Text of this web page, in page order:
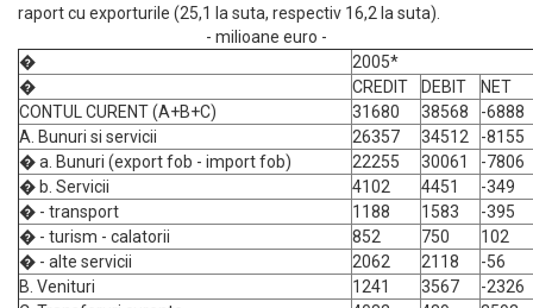
raport cu exporturile (25,1 la suta, respectiv 16,2 la suta).
- milioane euro -
�
2005*
�
CREDIT DEBIT
NET
CONTUL CURENT (A+B+C)
31680 38568
-6888
A. Bunuri si servicii
26357 34512
-8155
� a. Bunuri (export fob - import fob)
22255 30061
-7806
� b. Servicii
4102 4451
-349
� - transport
1188 1583
-395
� - turism - calatorii
852 750
102
� - alte servicii
2062 2118
-56
B. Venituri
1241 3567
-2326